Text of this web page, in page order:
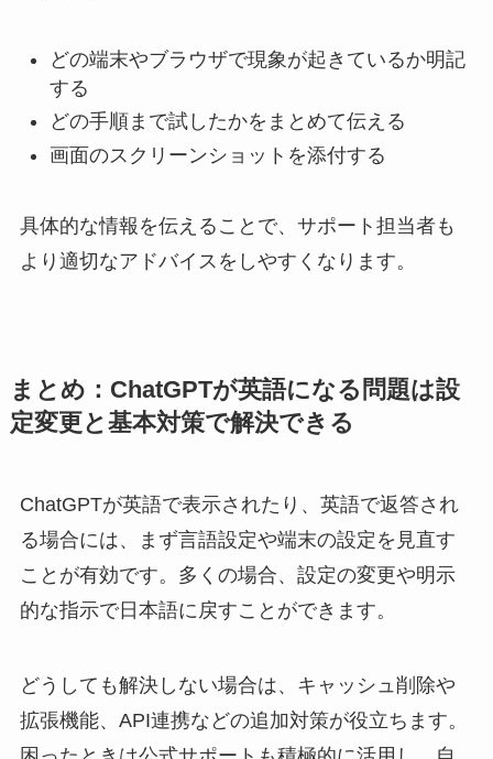
どの端末やブラウザで現象が起きているか明記
する
どの手順まで試したかをまとめて伝える
画面のスクリーンショットを添付する
具体的な情報を伝えることで、サポート担当者も
より適切なアドバイスをしやすくなります。
まとめ：ChatGPTが英語になる問題は設
定変更と基本対策で解決できる
ChatGPTが英語で表示されたり、英語で返答され
る場合には、まず言語設定や端末の設定を見直す
ことが有効です。多くの場合、設定の変更や明示
的な指示で日本語に戻すことができます。
どうしても解決しない場合は、キャッシュ削除や
拡張機能、API連携などの追加対策が役立ちます。